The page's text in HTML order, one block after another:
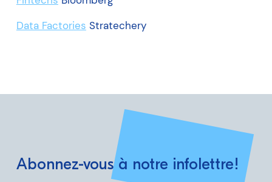
Data Factories Stratechery
Abonnez-vous à notre infolettre!